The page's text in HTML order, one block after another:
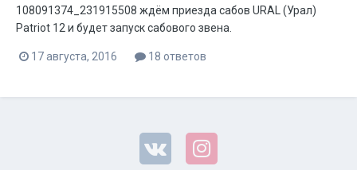
108091374_231915508 ждём приезда сабов URAL (Урал)
Patriot 12 и будет запуск сабового звена.
17 августа, 2016 18 ответов